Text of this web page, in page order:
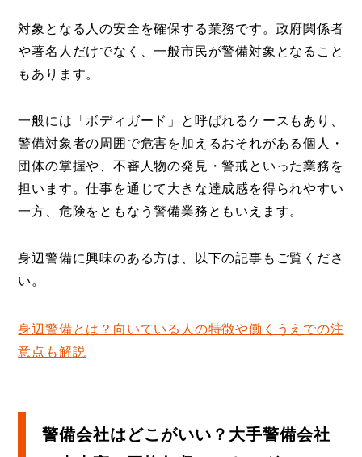
対象となる人の安全を確保する業務です。政府関係者
や著名人だけでなく、一般市民が警備対象となること
もあります。
一般には「ボディガード」と呼ばれるケースもあり、
警備対象者の周囲で危害を加えるおそれがある個人・
団体の掌握や、不審人物の発見・警戒といった業務を
担います。仕事を通じて大きな達成感を得られやすい
一方、危険をともなう警備業務ともいえます。
身辺警備に興味のある方は、以下の記事もご覧くださ
い。
身辺警備とは？向いている人の特徴や働くうえでの注
意点も解説
警備会社はどこがいい？大手警備会社